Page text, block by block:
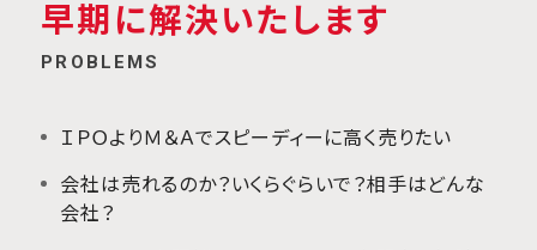
早期に解決いたします
PROBLEMS
ＩＰＯよりＭ＆Ａでスピーディーに高く売りたい
会社は売れるのか？いくらぐらいで？相手はどんな
会社？